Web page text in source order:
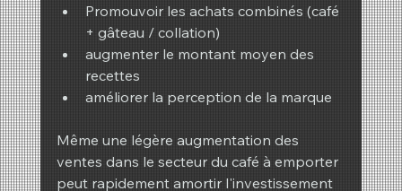
Promouvoir les achats combinés (café
+ gâteau / collation)
augmenter le montant moyen des
recettes
améliorer la perception de la marque
Même une légère augmentation des
ventes dans le secteur du café à emporter
peut rapidement amortir l'investissement